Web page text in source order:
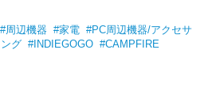
#周辺機器 #家電 #PC周辺機器/アクセサ
グ #INDIEGOGO #CAMPFIRE